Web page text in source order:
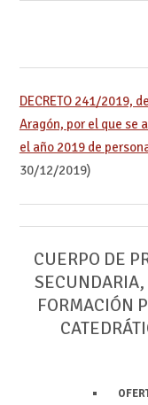
DECRETO 241/2019,
Aragón, por el que se
el año 2019 de
30/12/2019)
CUERPO DE
SECUNDARIA,
FORMACIÓN